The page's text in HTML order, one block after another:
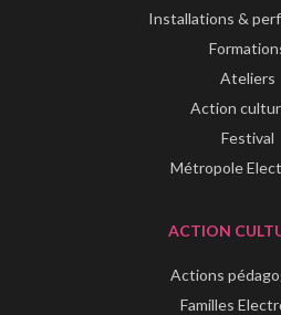
Installations &
Ateliers
Action
Festival
Métropole
ACTION
Actions
Familles